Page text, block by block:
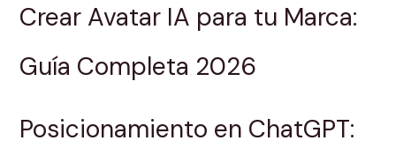
Crear Avatar IA para tu Marca:
Guía Completa 2026
Posicionamiento en ChatGPT: